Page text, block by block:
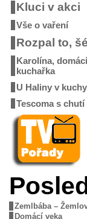
Kluci v akci
Vše o vaření
Rozpal to,
Karolína, domácí
kuchařka
U Haliny v
Tescoma s chutí
Zemlbába –
Domácí veka